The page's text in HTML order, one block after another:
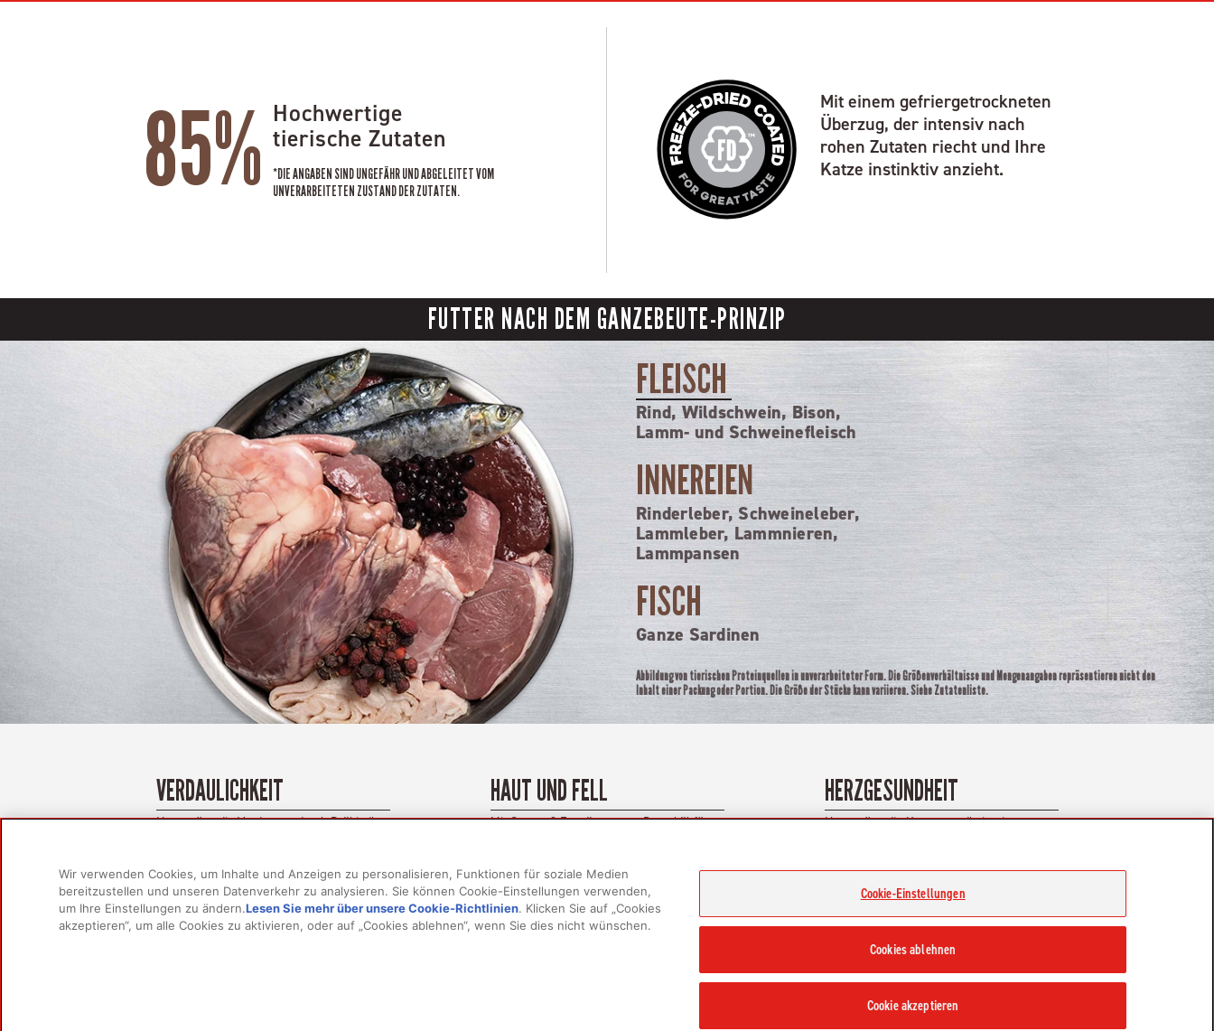
85% Hochwertige
tierische Zutaten
*DIE ANGABEN SIND UNGEFÄHR UND ABGELEITET VOM
UNVERARBEITETEN ZUSTAND DER ZUTATEN.
Mit einem gefriergetrockneten
Überzug, der intensiv nach
rohen Zutaten riecht und Ihre
Katze instinktiv anzieht.
FUTTER NACH DEM GANZEBEUTE-PRINZIP
FLEISCH
Rind, Wildschwein, Bison,
Lamm- und Schweinefleisch
INNEREIEN
Rinderleber, Schweineleber,
Lammleber, Lammnieren,
Lammpansen
FISCH
Ganze Sardinen
Abbildung von tierischen Proteinquellen in unverarbeiteter Form. Die Größenverhältnisse und Mengenangaben repräsentieren nicht den
Inhalt einer Packung oder Portion. Die Größe der Stücke kann variieren. Siehe Zutatenliste.
VERDAULICHKEIT
Unterstützt die Verdauung durch Präbiotika
HAUT UND FELL
Mit Omega-3-Fettsäuren aus Dorschöl für
HERZGESUNDHEIT
Unterstützt die Herzgesundheit mit
ZUGEHÖRIGE LINKS
Champion Petfoods Facebook
Champion Petfoods Instagram
Wir verwenden Cookies, um Inhalte und Anzeigen zu personalisieren, Funktionen für soziale Medien
bereitzustellen und unseren Datenverkehr zu analysieren. Sie können Cookie-Einstellungen verwenden,
um Ihre Einstellungen zu ändern.Lesen Sie mehr über unsere Cookie-Richtlinien(opens in a new tab)
. Klicken Sie auf „Cookies
akzeptieren“, um alle Cookies zu aktivieren, oder auf „Cookies ablehnen“, wenn Sie dies nicht wünschen.
Cookie-Einstellungen
Cookies ablehnen
Cookie akzeptieren